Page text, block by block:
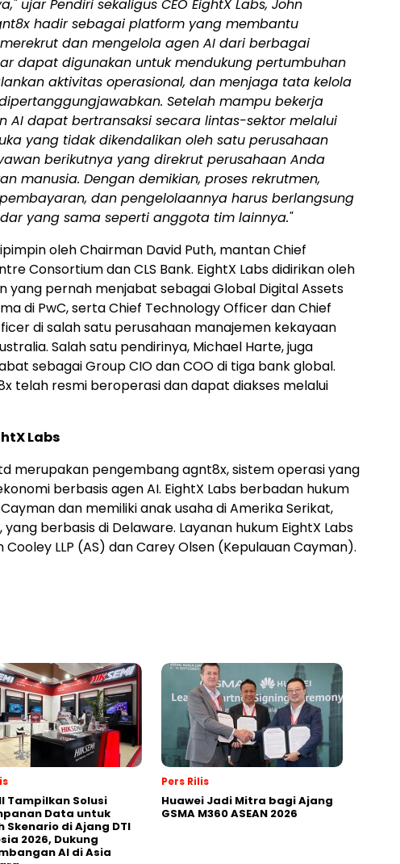
ujar Pendiri sekaligus CEO EightX Labs, John
hadir sebagai platform yang membantu
dan mengelola agen AI dari berbagai
dapat digunakan untuk mendukung pertumbuhan
aktivitas operasional, dan menjaga tata kelola
Setelah mampu bekerja
AI dapat bertransaksi secara lintas-sektor melalui
yang tidak dikendalikan oleh satu perusahaan
berikutnya yang direkrut perusahaan Anda
manusia. Dengan demikian, proses rekrutmen,
dan pengelolaannya harus berlangsung
yang sama seperti anggota tim lainnya."
oleh Chairman David Puth, mantan Chief
Consortium dan CLS Bank. EightX Labs didirikan oleh
yang pernah menjabat sebagai Global Digital Assets
di PwC, serta Chief Technology Officer dan Chief
di salah satu perusahaan manajemen kekayaan
Salah satu pendirinya, Michael Harte, juga
sebagai Group CIO dan COO di tiga bank global.
telah resmi beroperasi dan dapat diakses melalui
Labs
merupakan pengembang agnt8x, sistem operasi yang
berbasis agen AI. EightX Labs berbadan hukum
dan memiliki anak usaha di Amerika Serikat,
yang berbasis di Delaware. Layanan hukum EightX Labs
Cooley LLP (AS) dan Carey Olsen (Kepulauan Cayman).
Tampilkan Solusi
Data untuk
Skenario di Ajang DTI
2026, Dukung
AI di Asia
Pers Rilis
Huawei Jadi Mitra bagi Ajang
GSMA M360 ASEAN 2026